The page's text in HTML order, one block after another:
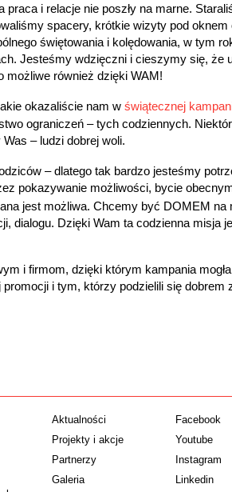
i relacje nie poszły na marne.
spacery, krótkie wizyty pod oknem
świętowania i kolędowania, w tym
Jesteśmy wdzięczni i cieszymy się, że
możliwe również dzięki WAM!
okazaliście nam w świątecznej
ograniczeń – tych codziennych.
– ludzi dobrej woli.
– dlatego tak bardzo jesteśmy
pokazywanie możliwości, bycie
jest możliwa. Chcemy być DOMEM na
dialogu. Dzięki Wam ta codzienna misja
i firmom, dzięki którym kampania
i tym, którzy podzielili się dobrem
Aktualności
Projekty i akcje
Partnerzy
Galeria
Facebook
Youtube
Instagram
Linkedin